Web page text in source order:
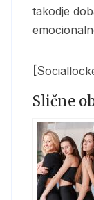
takodje
Slične